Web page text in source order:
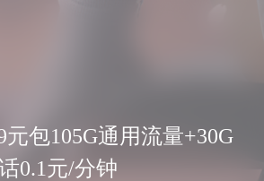
包105G通用流量+30G
0.1元/分钟